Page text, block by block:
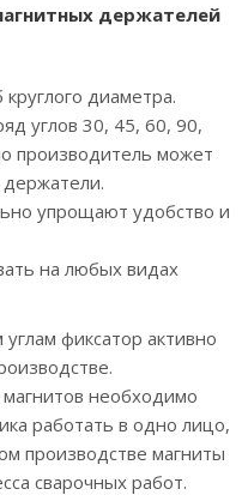
держателей
диаметра.
углов 30, 45, 60, 90,
производитель может
упрощают удобство и
на любых видах
фиксатор активно
необходимо
работать в одно лицо,
производстве магниты
сварочных работ.